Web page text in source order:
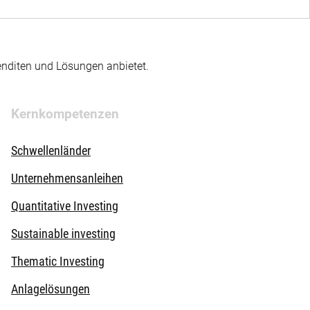
und Lösungen anbietet.
Kernkompetenzen
Schwellenländer
Unternehmensanleihen
Quantitative Investing
Sustainable investing
Thematic Investing
Anlagelösungen